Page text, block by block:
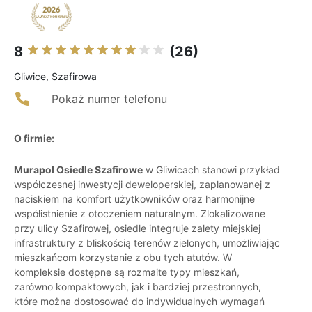
8 (26)
Gliwice, Szafirowa
Pokaż numer telefonu
O firmie:
Murapol Osiedle Szafirowe w Gliwicach stanowi przykład
współczesnej inwestycji deweloperskiej, zaplanowanej z
naciskiem na komfort użytkowników oraz harmonijne
współistnienie z otoczeniem naturalnym. Zlokalizowane
przy ulicy Szafirowej, osiedle integruje zalety miejskiej
infrastruktury z bliskością terenów zielonych, umożliwiając
mieszkańcom korzystanie z obu tych atutów. W
kompleksie dostępne są rozmaite typy mieszkań,
zarówno kompaktowych, jak i bardziej przestronnych,
które można dostosować do indywidualnych wymagań